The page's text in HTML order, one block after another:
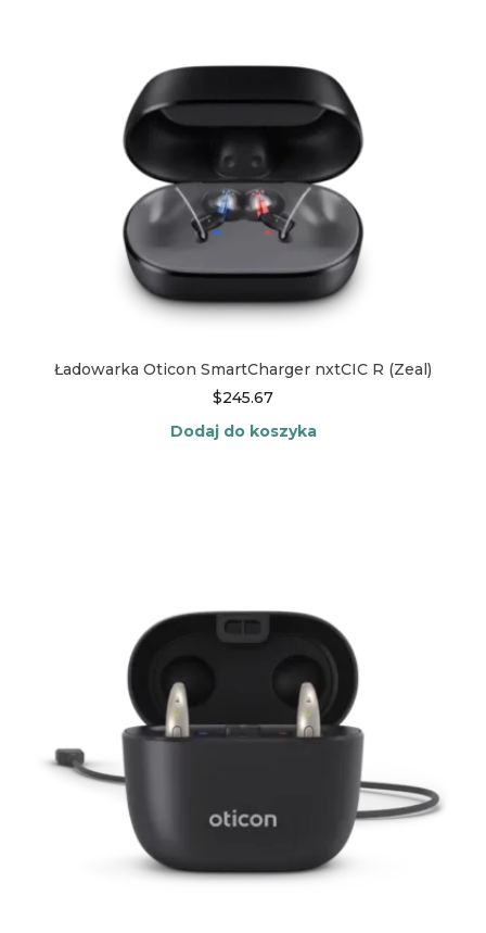
Ładowarka Oticon SmartCharger nxtCIC R (Zeal)
$245.67
Dodaj do koszyka